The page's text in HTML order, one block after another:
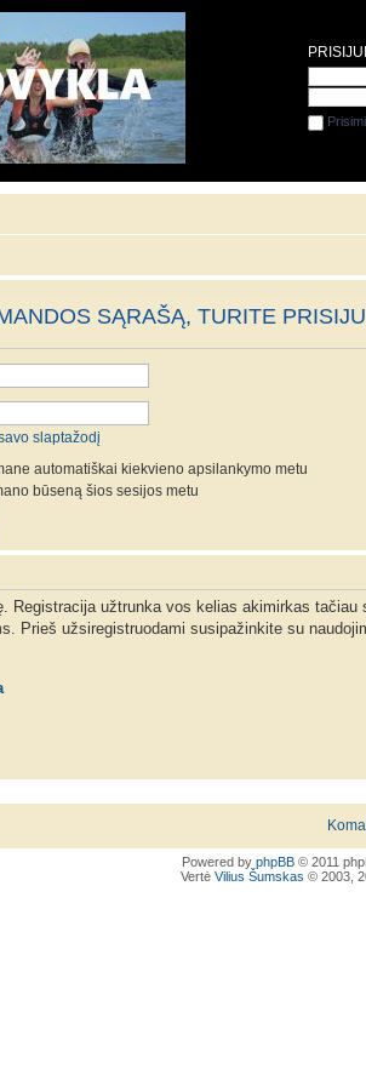
SĄRAŠĄ, TURITE
slaptažodį
automatiškai kiekvieno apsilankymo metu
būseną šios sesijos metu
Registracija užtrunka vos kelias akimirkas
Prieš užsiregistruodami susipažinkite su
Powered by phpBB© 2011
Vertė Vilius Šumskas © 2003,